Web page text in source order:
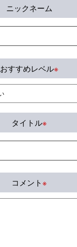
ニックネーム
おすすめレベル※
タイトル※
コメント※